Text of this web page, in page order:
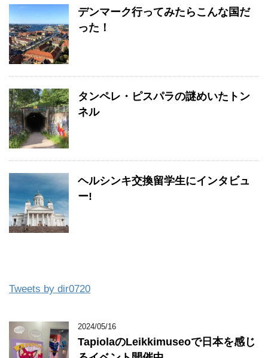
デンマーク行ってみたらこんな国だ
った！
タンペレ・ピスパラの謎めいたトン
ネル
ヘルシンキ交換留学生にインタビュ
ー!
Tweets by dir0720
2024/05/16
TapiolaのLeikkimuseoで日本を感じ